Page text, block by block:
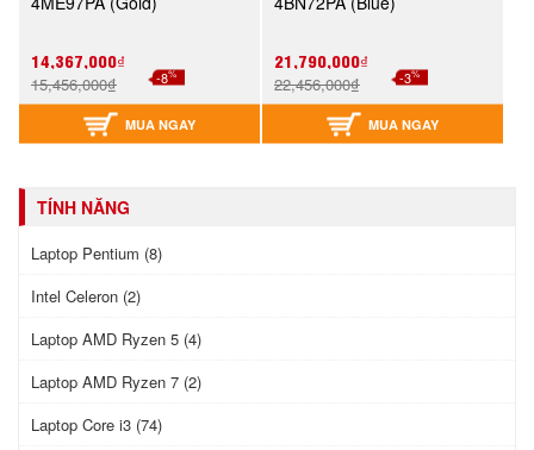
14,367,000₫
15,456,000₫ -8%
MUA NGAY
21,790,000₫
22,456,000₫ -3%
MUA NGAY
TÍNH NĂNG
Laptop Pentium (8)
Intel Celeron (2)
Laptop AMD Ryzen 5 (4)
Laptop AMD Ryzen 7 (2)
Laptop Core i3 (74)